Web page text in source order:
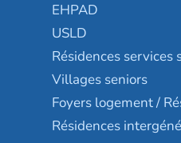
EHPAD
USLD
Résidences services
Villages seniors
Foyers logement /
Résidences